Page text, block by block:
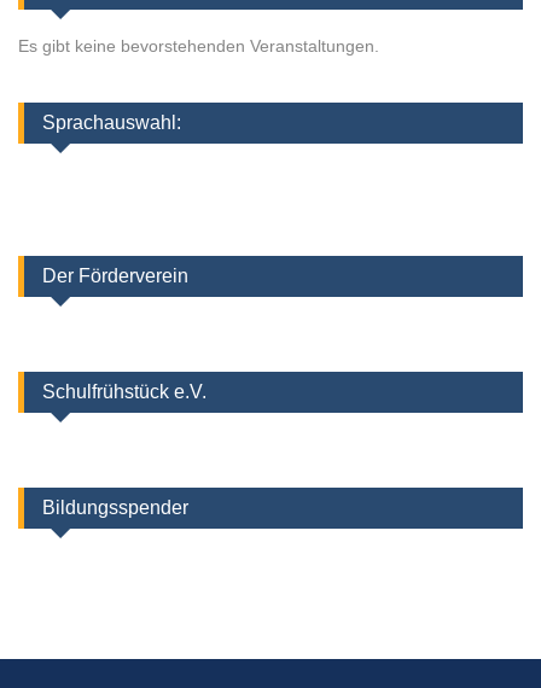
Es gibt keine bevorstehenden Veranstaltungen.
Sprachauswahl:
Der Förderverein
Schulfrühstück e.V.
Bildungsspender